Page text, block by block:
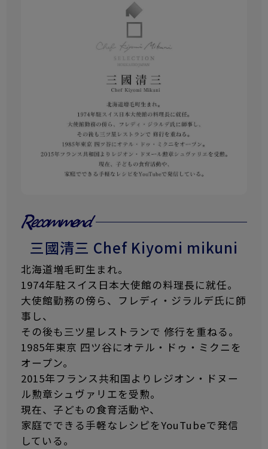
三國清三 Chef Kiyomi mikuni
北海道増毛町生まれ。
1974年駐スイス日本大使館の料理長に就任。
大使館勤務の傍ら、フレディ・ジラルデ氏に師
事し、
その後も三ツ星レストランで 修行を重ねる。
1985年東京 四ツ谷にオテル・ドゥ・ミクニを
オープン。
2015年フランス共和国よりレジオン・ドヌー
ル勲章シュヴァリエを受勲。
現在、子どもの食育活動や、
家庭でできる手軽なレシピをYouTubeで発信
している。